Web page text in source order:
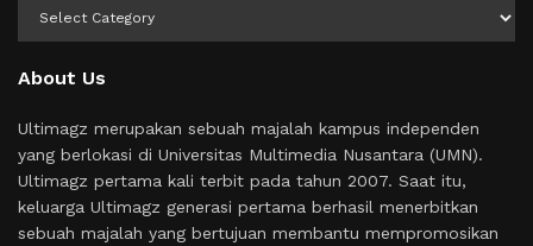
About Us
Ultimagz merupakan sebuah majalah kampus independen
yang berlokasi di Universitas Multimedia Nusantara (UMN).
Ultimagz pertama kali terbit pada tahun 2007. Saat itu,
keluarga Ultimagz generasi pertama berhasil menerbitkan
sebuah majalah yang bertujuan membantu mempromosikan